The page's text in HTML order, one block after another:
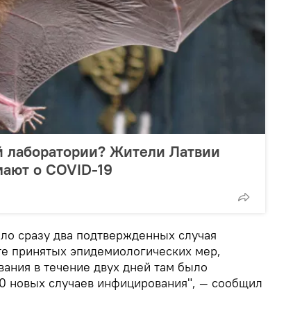
Жители Латвии
о COVID-19
сразу два подтвержденных случая
принятых эпидемиологических мер,
в течение двух дней там было
новых случаев инфицирования", — сообщил